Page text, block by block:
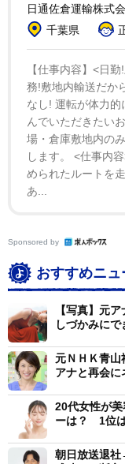
日通佐倉運輸株式
千葉県
【仕事内容】<日
務!敷地内輸送だか
なし! 運転が体力
んでいただきたい
場・倉庫敷地内の
します。 <仕事内
められたルートを
あ...
Sponsored by
おすすめニュ
【写真】元
しづかみに
元ＮＨＫ青
アナと再会に
20代女性が
ーは？ 1位
朝日放送退社